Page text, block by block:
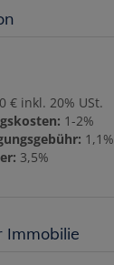
€ inkl. 20% USt.
1-2%
1,1%
3,5%
Immobilie